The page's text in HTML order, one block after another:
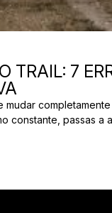
TRAIL: 7
constante, passas a